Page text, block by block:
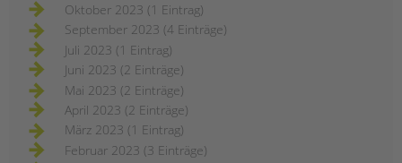
Oktober 2023 (1 Eintrag)
September 2023 (4 Einträge)
Juli 2023 (1 Eintrag)
Juni 2023 (2 Einträge)
Mai 2023 (2 Einträge)
April 2023 (2 Einträge)
März 2023 (1 Eintrag)
Februar 2023 (3 Einträge)